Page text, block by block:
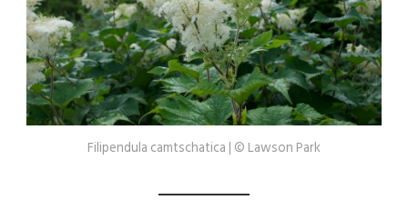
Filipendula camtschatica | © Lawson Park